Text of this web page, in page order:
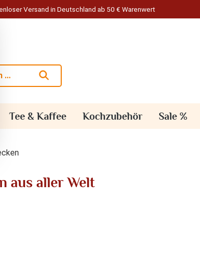
Versand in Deutschland ab 50 € Warenwert
Tee & Kaffee Kochzubehör Sale %
aus aller Welt